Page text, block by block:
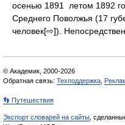
осенью 1891 летом 1892
Среднего Поволжья (17
человек[⇨]).
© Академик, 2000-2026
Обратная связь: Техподдержка
👣 Путешествия
Экспорт словарей на сайты ,